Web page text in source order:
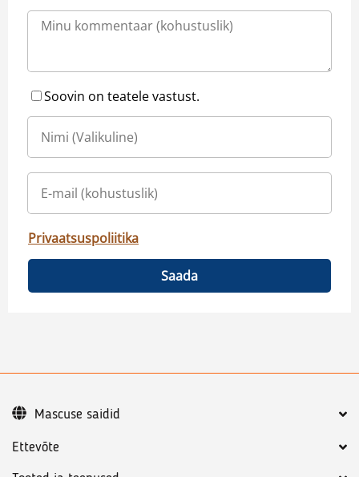
Soovin on teatele vastust.
Privaatsuspoliitika
Saada
Ettevõte
Mascuse saidid